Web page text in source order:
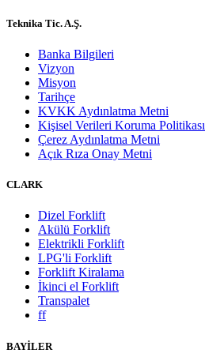
Teknika Tic. A.Ş.
Banka Bilgileri
Vizyon
Misyon
Tarihçe
KVKK Aydınlatma Metni
Kişisel Verileri Koruma Politikası
Çerez Aydınlatma Metni
Açık Rıza Onay Metni
CLARK
Dizel Forklift
Akülü Forklift
Elektrikli Forklift
LPG'li Forklift
Forklift Kiralama
İkinci el Forklift
Transpalet
ff
BAYİLER